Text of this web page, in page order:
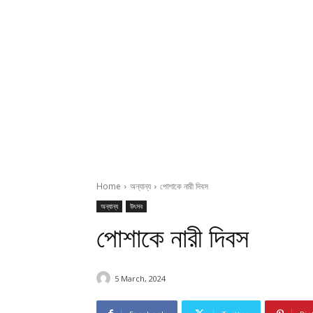
Home অন্যান্য পোশাকে নারী দিবস
অন্যান্য উৎসব
পোশাকে নারী দিবস
5 March, 2024